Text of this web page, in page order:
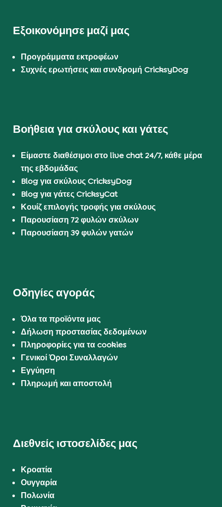
Εξοικονόμησε μαζί μας
Προγράμματα εκτροφέων
Συχνές ερωτήσεις και συνδρομή CricksyDog
Βοήθεια για σκύλους και γάτες
Είμαστε διαθέσιμοι στο live chat 24/7, κάθε μέρα
της εβδομάδας
Blog για σκύλους CricksyDog
Blog για γάτες CricksyCat
Κουίζ επιλογής τροφής για σκύλους
Παρουσίαση 72 φυλών σκύλων
Παρουσίαση 39 φυλών γατών
Οδηγίες αγοράς
Όλα τα προϊόντα μας
Δήλωση προστασίας δεδομένων
Πληροφορίες για τα cookies
Γενικοί Όροι Συναλλαγών
Εγγύηση
Πληρωμή και αποστολή
Διεθνείς ιστοσελίδες μας
Κροατία
Ουγγαρία
Πολωνία